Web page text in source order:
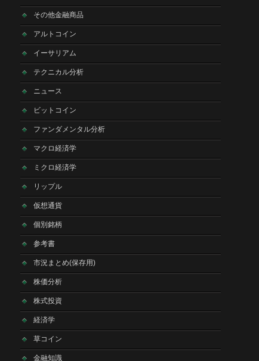
その他金融商品
アルトコイン
イーサリアム
テクニカル分析
ニュース
ビットコイン
ファンダメンタル分析
マクロ経済学
ミクロ経済学
リップル
仮想通貨
個別銘柄
参考書
市況まとめ(保存用)
株価分析
株式投資
経済学
草コイン
金融知識